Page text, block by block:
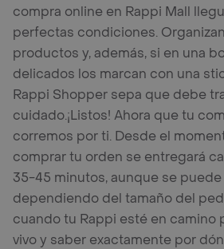
compra online en Rappi Mall
perfectas condiciones.
productos y, además, si en una
delicados los marcan con una
Rappi Shopper sepa que debe
cuidado.¡Listos! Ahora que tu
corremos por ti. Desde el
comprar tu orden se entregará
35-45 minutos, aunque se
dependiendo del tamaño del
cuando tu Rappi esté en camino
vivo y saber exactamente por